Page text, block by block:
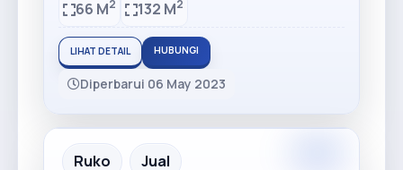
66 M2 132 M2
LIHAT DETAIL HUBUNGI
Diperbarui 06 May 2023
Ruko Jual